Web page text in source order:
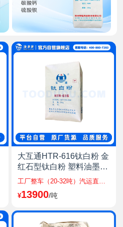
大互通HTR-616钛白粉 金
红石型钛白粉 塑料油墨涂
料
¥13900/吨